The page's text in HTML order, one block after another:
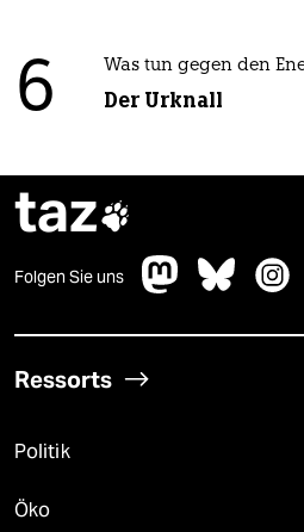
6 Was tun gegen den
Der Urknall
taz
Folgen Sie uns
Ressorts
Politik
Öko